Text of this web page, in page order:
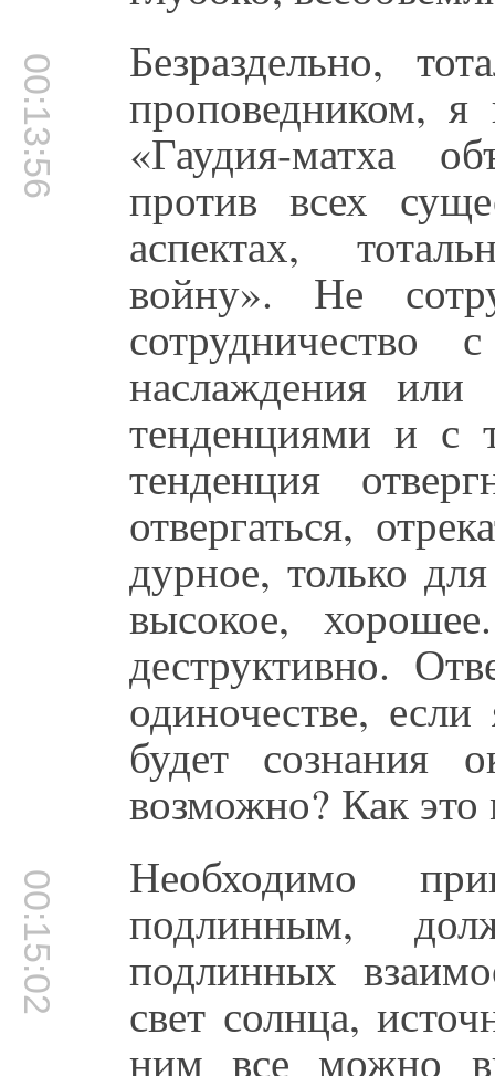
00:13:56 Безраздельно,
проповедником, я
«Гаудия-матха
против всех
аспектах,
войну». Не
сотрудничество
наслаждения или
тенденциями и с
тенденция
отвергаться,
дурное, только
высокое,
деструктивно.
одиночестве,
будет сознания
возможно? Как
00:15:02 Необходимо
подлинным,
подлинных
свет солнца,
ним все можно